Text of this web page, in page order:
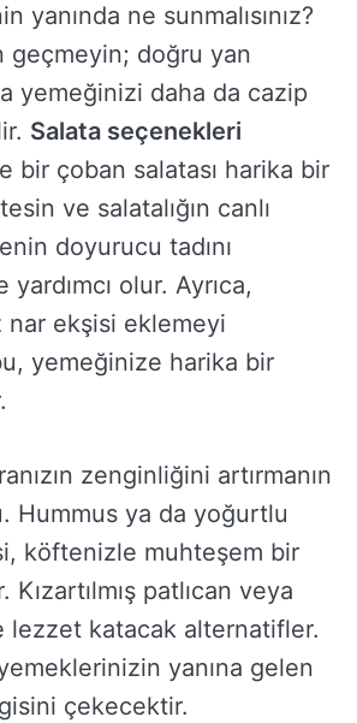
yanında ne sunmalısınız?
geçmeyin; doğru yan
yemeğinizi daha da cazip
Salata seçenekleri
bir çoban salatası harika bir
ve salatalığın canlı
doyurucu tadını
olur. Ayrıca,
nar ekşisi eklemeyi
yemeğinize harika bir
zenginliğini artırmanın
Hummus ya da yoğurtlu
köftenizle muhteşem bir
Kızartılmış patlıcan veya
lezzet katacak alternatifler.
yanına gelen
çekecektir.